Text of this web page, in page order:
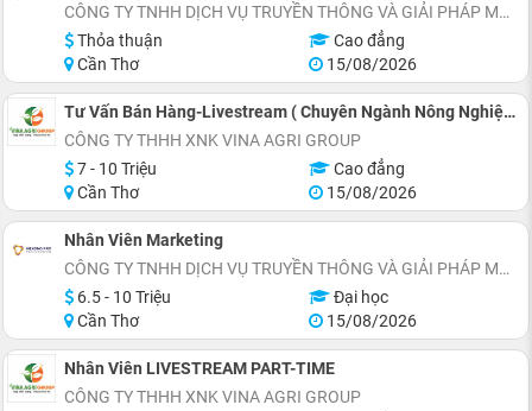
CÔNG TY TNHH DỊCH VỤ TRUYỀN THÔNG VÀ GIẢI PHÁP MARKETING MEKONG PRO
Thỏa thuận
Cao đẳng
Cần Thơ
15/08/2026
Tư Vấn Bán Hàng-Livestream ( Chuyên Ngành Nông Nghiệp)
CÔNG TY THHH XNK VINA AGRI GROUP
7 - 10 Triệu
Cao đẳng
Cần Thơ
15/08/2026
Nhân Viên Marketing
CÔNG TY TNHH DỊCH VỤ TRUYỀN THÔNG VÀ GIẢI PHÁP MARKETING MEKONG PRO
6.5 - 10 Triệu
Đại học
Cần Thơ
15/08/2026
Nhân Viên LIVESTREAM PART-TIME
CÔNG TY THHH XNK VINA AGRI GROUP